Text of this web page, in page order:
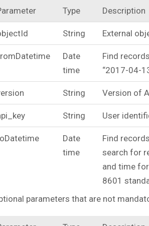
Type Description
String External
Date
time
Find
“2017-04-
String Version of
String User
Date
time
Find
search for
and time
8601
parameters that are not